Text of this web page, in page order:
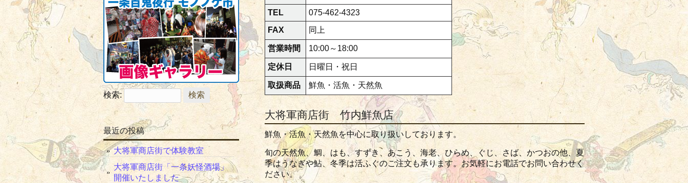
TEL
075-462-4323
FAX
同上
営業時間 10:00～18:00
定休日 日曜日・祝日
取扱商品 鮮魚・活魚・天然魚
大将軍商店街 竹内鮮魚店
鮮魚・活魚・天然魚を中心に取り扱いしております。
旬の天然魚、鯛、はも、すずき、あこう、海老、ひらめ、ぐじ、さば、かつおの他、夏
季はうなぎや鮎、冬季は活ふぐのご注文も承ります。お気軽にお電話でお問い合わせく
ださい。
検索:
最近の投稿
大将軍商店街で体験教室
大将軍商店街「一条妖怪酒場」
開催いたしました